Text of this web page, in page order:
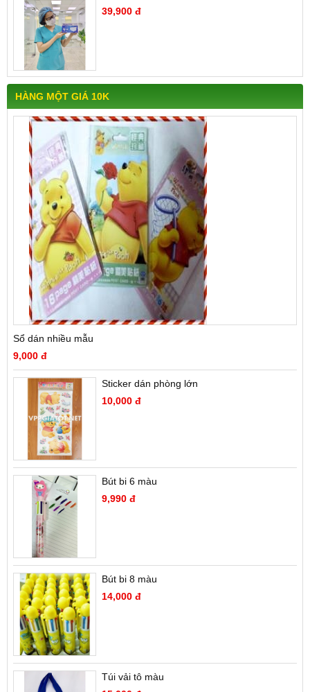
39,900 đ
HÀNG MỘT GIÁ 10K
Sổ dán nhiều mẫu
9,000 đ
Sticker dán phòng lớn
10,000 đ
Bút bi 6 màu
9,990 đ
Bút bi 8 màu
14,000 đ
Túi vải tô màu